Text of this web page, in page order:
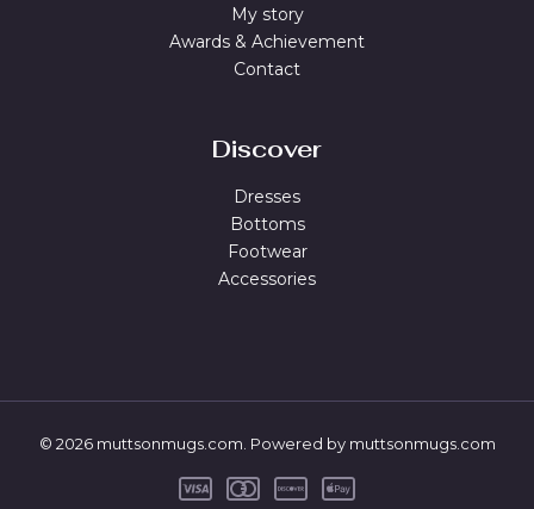
My story
Awards & Achievement
Contact
Discover
Dresses
Bottoms
Footwear
Accessories
© 2026 muttsonmugs.com. Powered by muttsonmugs.com